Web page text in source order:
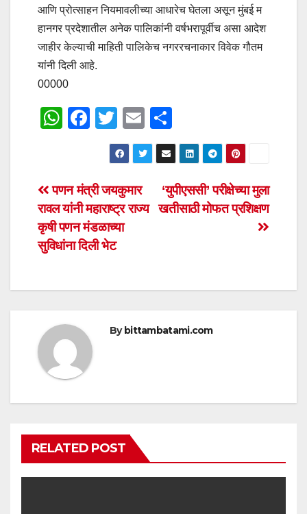
आणि प्रोत्साहन नियमावलीच्या आधारेच घेतला असून मुंबई म
हानगर प्रदेशातील अनेक पालिकांनी वर्षभरापूर्वीच असा आदेश
जाहीर केल्याची माहिती पालिकेच नगररचनाकार विवेक गौतम
यांनी दिली आहे.
00000
W
s
A
p
p
F
e
b
o
o
T
wi
tt
er
E
m
ail
h
ar
e
Post
navigation
‘युपीएससी’ परीक्षेच्या मुला
खतीसाठी मोफत प्रशिक्षण
पणन मंत्री जयकुमार
रावल यांनी महाराष्ट्र राज्य
कृषी पणन मंडळाच्या
सुविधांना दिली भेट
Bybittambatami.com
RELATED POST